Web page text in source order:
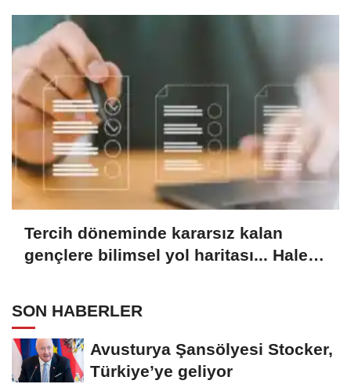
Tercih döneminde kararsız kalan
gençlere bilimsel yol haritası... Halen
SON HABERLER
Avusturya Şansölyesi Stocker,
Türkiye’ye geliyor